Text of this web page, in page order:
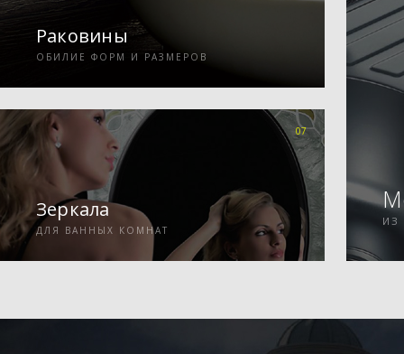
Раковины
ОБИЛИЕ ФОРМ И РАЗМЕРОВ
07
Зеркала
ДЛЯ ВАННЫХ КОМНАТ
ИЗ